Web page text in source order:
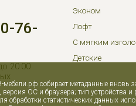
76-
20:00
Эконом
Лофт
С мягким
Детские
мебели.рф собирает метаданные
ОС и браузера; тип устройства
статистических данных